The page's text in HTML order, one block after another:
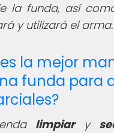
la funda, así
y utilizará el arma.
la mejor
funda para
limpiary